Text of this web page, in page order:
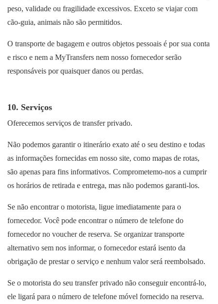
peso, validade ou fragilidade excessivos. Exceto se viajar com
cão-guia, animais não são permitidos.
O transporte de bagagem e outros objetos pessoais é por sua conta
e risco e nem a MyTransfers nem nosso fornecedor serão
responsáveis por quaisquer danos ou perdas.
10. Serviços
Oferecemos serviços de transfer privado.
Não podemos garantir o itinerário exato até o seu destino e todas
as informações fornecidas em nosso site, como mapas de rotas,
são apenas para fins informativos. Comprometemo-nos a cumprir
os horários de retirada e entrega, mas não podemos garanti-los.
Se não encontrar o motorista, ligue imediatamente para o
fornecedor. Você pode encontrar o número de telefone do
fornecedor no voucher de reserva. Se organizar transporte
alternativo sem nos informar, o fornecedor estará isento da
obrigação de prestar o serviço e nenhum valor será reembolsado.
Se o motorista do seu transfer privado não conseguir encontrá-lo,
ele ligará para o número de telefone móvel fornecido na reserva.